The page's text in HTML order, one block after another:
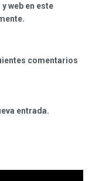
web en este
comentarios
entrada.